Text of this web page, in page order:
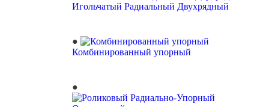
Игольчатый Радиальный Двухрядный
Комбинированный упорный